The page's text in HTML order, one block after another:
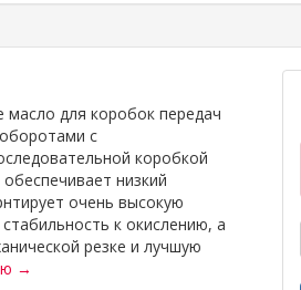
масло для коробок передач
с
коробкой
низкий
очень высокую
к окислению, а
резке и лучшую
→